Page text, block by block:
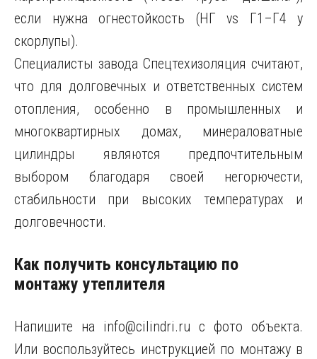
если нужна огнестойкость (НГ vs Г1–Г4 у
скорлупы).
Специалисты завода Спецтехизоляция считают,
что для долговечных и ответственных систем
отопления, особенно в промышленных и
многоквартирных домах, минераловатные
цилиндры являются предпочтительным
выбором благодаря своей негорючести,
стабильности при высоких температурах и
долговечности.
Как получить консультацию по
монтажу утеплителя
Напишите на info@cilindri.ru с фото объекта.
Или воспользуйтесь инструкцией по монтажу в